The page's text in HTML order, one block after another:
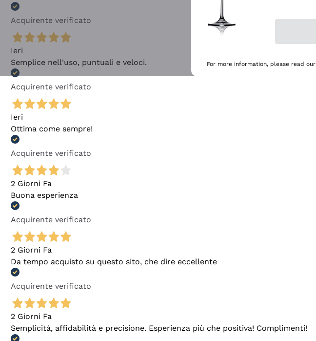
Acquirente verificato
Ieri
Semplice nell'uso, puntuali e veloci.
Acquirente verificato
Ieri
Ottima come sempre!
Acquirente verificato
2 Giorni Fa
Buona esperienza
Acquirente verificato
2 Giorni Fa
Da tempo acquisto su questo sito, che dire eccellente
Acquirente verificato
2 Giorni Fa
Semplicità, affidabilità e precisione. Esperienza più che positiva! Complimenti!
For more information, please read our